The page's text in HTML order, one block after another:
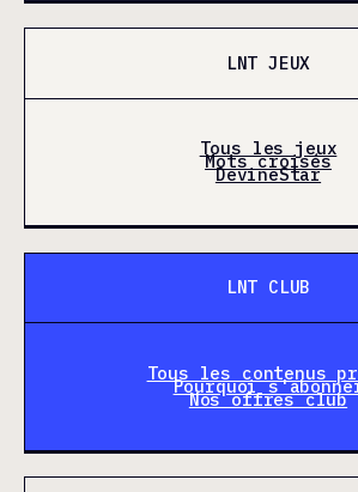
LNT JEUX
Tous les jeux
Mots croisés
DevineStar
LNT CLUB
Tous les contenus
Pourquoi
Nos offres club